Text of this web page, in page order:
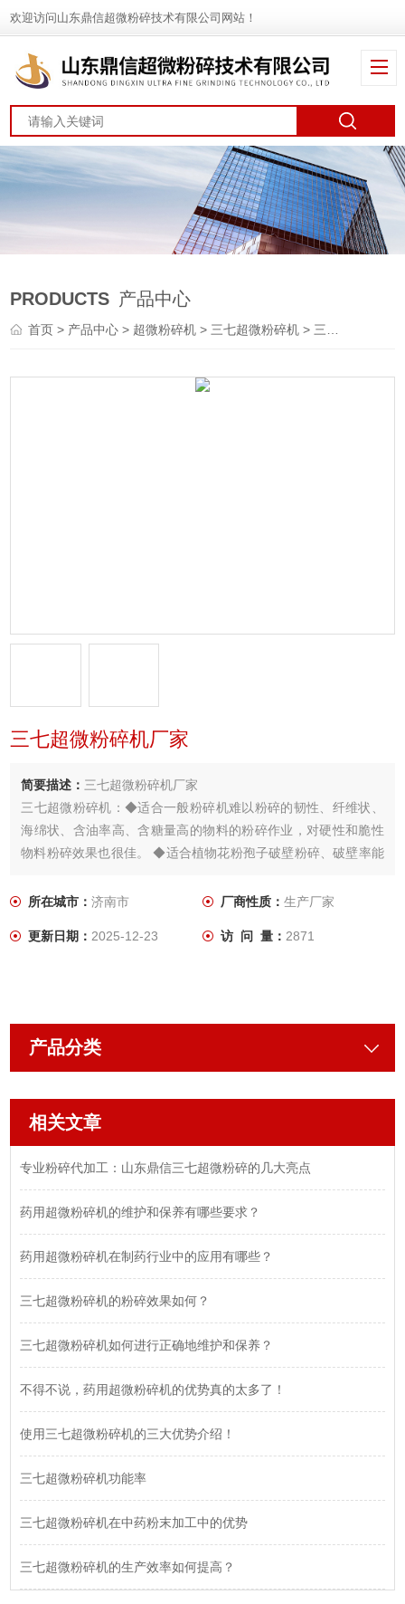
欢迎访问山东鼎信超微粉碎技术有限公司网站！
PRODUCTS 产品中心
首页> 产品中心 > 超微粉碎机 >三七超微粉碎机 > 三七超微粉碎机厂家
三七超微粉碎机厂家
简要描述： 三七超微粉碎机厂家
三七超微粉碎机：◆适合一般粉碎机难以粉碎的韧性、纤维状、
海绵状、含油率高、含糖量高的物料的粉碎作业，对硬性和脆性
物料粉碎效果也很佳。 ◆适合植物花粉孢子破壁粉碎、破壁率能
适合物料中位径达微米级的粉碎作业。
所在城市：济南市 厂商性质： 生产厂家
更新日期：2025-12-23 访 问 量： 2871
产品分类
相关文章
专业粉碎代加工：山东鼎信三七超微粉碎的几大亮点
药用超微粉碎机的维护和保养有哪些要求？
药用超微粉碎机在制药行业中的应用有哪些？
三七超微粉碎机的粉碎效果如何？
三七超微粉碎机如何进行正确地维护和保养？
不得不说，药用超微粉碎机的优势真的太多了！
使用三七超微粉碎机的三大优势介绍！
三七超微粉碎机功能率
三七超微粉碎机在中药粉末加工中的优势
三七超微粉碎机的生产效率如何提高？